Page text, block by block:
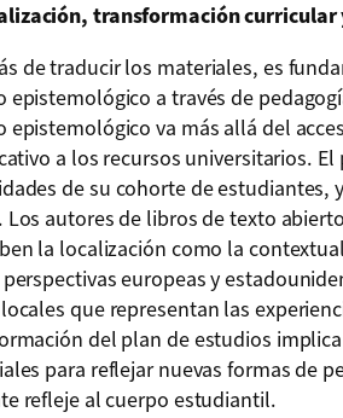
transformación curricular
de traducir los materiales, es
epistemológico a través de
epistemológico va más allá del
a los recursos universitarios.
de su cohorte de estudiantes,
autores de libros de texto
la localización como la
europeas y
que representan las
del plan de estudios
para reflejar nuevas formas de
refleje al cuerpo estudiantil.